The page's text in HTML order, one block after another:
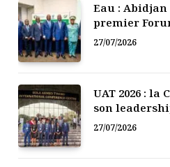
Eau :
premier
l’Afrique de
27/07/2026
UAT 2026 : la
son
Afrique
27/07/2026